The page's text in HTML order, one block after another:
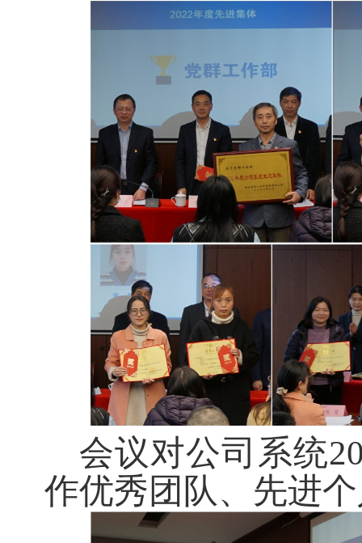
会议对公司系统
作优秀团队、先进